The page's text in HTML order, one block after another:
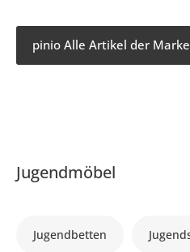
pinio Alle Artikel der Marke
Jugendmöbel
Jugendbetten